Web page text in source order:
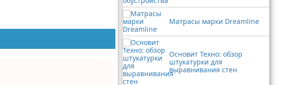
Матрасы марки Dreamline
Основит Техно: обзор
штукатурки для
выравнивания стен